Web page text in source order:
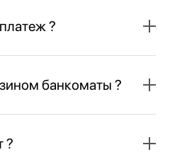
?
банкоматы ?
?